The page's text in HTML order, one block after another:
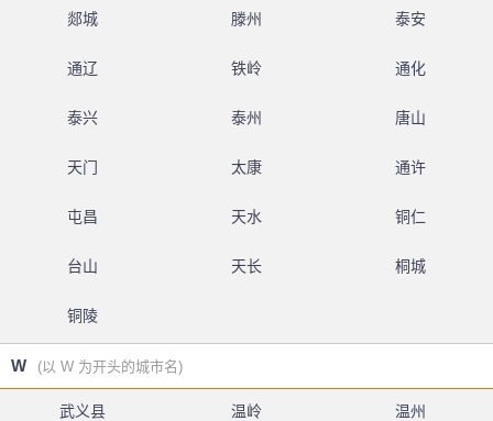
郯城 滕州 泰安
通辽 铁岭 通化
泰兴 泰州 唐山
天门 太康 通许
屯昌 天水 铜仁
台山 天长 桐城
铜陵
W (以 W 为开头的城市名)
武义县 温岭 温州